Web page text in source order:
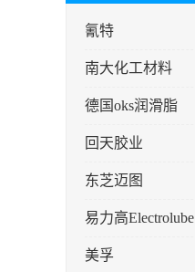
氰特
南大化工材料
德国oks润滑脂
回天胶业
东芝迈图
易力高Electrolube
美孚